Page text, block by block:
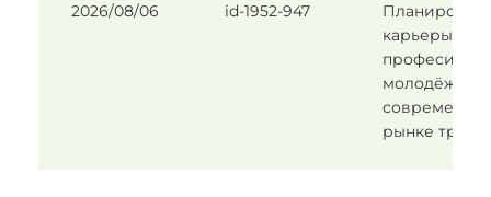
2026/08/06 id-1952-947
карьеры и
професии
молодёжы на
рынке труда